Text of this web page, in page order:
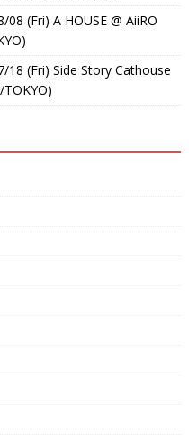
(Fri) A HOUSE @ AiiRO
(Fri) Side Story Cathouse